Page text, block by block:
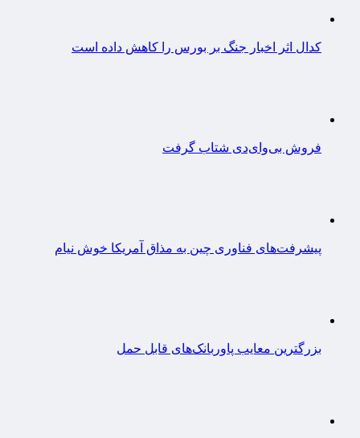
کدال اثر اخبار جنگ بر بورس را کاهش داده است
فروش بی‌وای‌دی شتاب گرفت
پیشرفت‌های فناوری چین به مذاق آمریکا خوش نیام
بزرگترین معایب پاوربانک‌های قابل حمل